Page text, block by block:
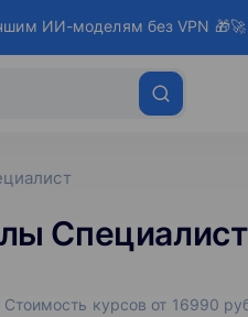
ИИ-моделям без VPN 🎁🚀
Специалист
курсов от 16990